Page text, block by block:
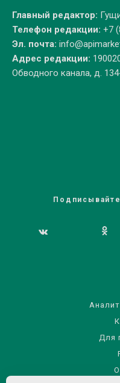
Главный редактор:
Телефон редакции: +7
Эл. почта:
Адрес редакции:
Обводного канала, д.
Для